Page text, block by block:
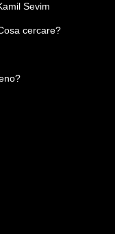
Sevim
cercare?